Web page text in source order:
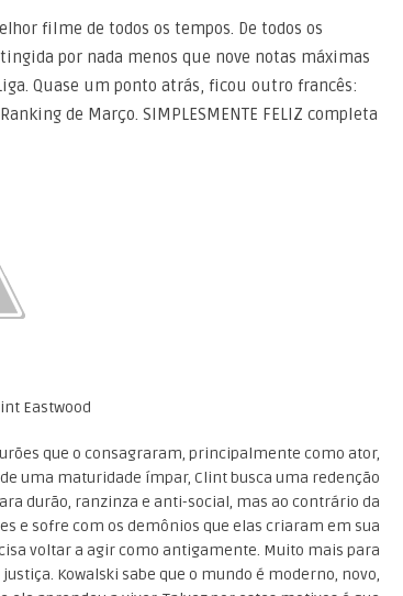
filme de todos os tempos. De todos os
por nada menos que nove notas máximas
Quase um ponto atrás, ficou outro francês:
de Março. SIMPLESMENTE FELIZ completa
Eastwood
que o consagraram, principalmente como ator,
uma maturidade ímpar, Clint busca uma redenção
durão, ranzinza e anti-social, mas ao contrário da
e sofre com os demônios que elas criaram em sua
voltar a agir como antigamente. Muito mais para
Kowalski sabe que o mundo é moderno, novo,